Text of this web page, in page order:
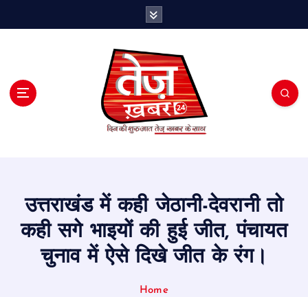
उत्तराखंड में कही जेठानी-देवरानी तो
कही सगे भाइयों की हुई जीत, पंचायत
चुनाव में ऐसे दिखे जीत के रंग।
Home